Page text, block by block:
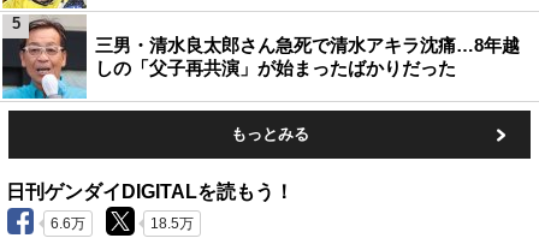
三男・清水良太郎さん急死で清水アキラ沈痛…8年越
しの「父子再共演」が始まったばかりだった
5
もっとみる
日刊ゲンダイDIGITALを読もう！
6.6万 18.5万